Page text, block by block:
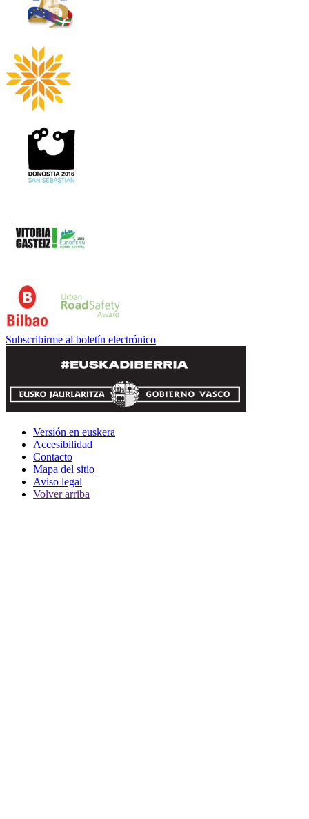
Subscribirme al boletín electrónico
Versión en euskera
Accesibilidad
Contacto
Mapa del sitio
Aviso legal
Volver arriba